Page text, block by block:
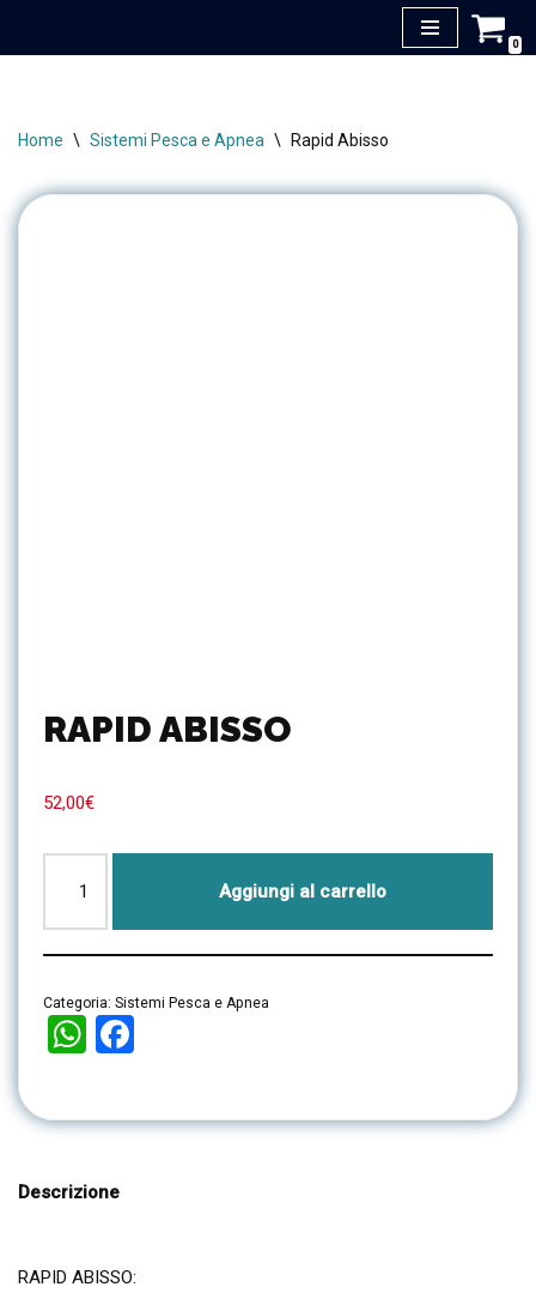
0
Home \ Sistemi Pesca e Apnea \ Rapid Abisso
RAPID ABISSO
52,00€
Aggiungi al carrello
Categoria: Sistemi Pesca e Apnea
WhatsApp
Descrizione
RAPID ABISSO: